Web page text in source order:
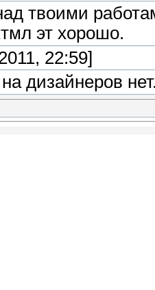
твоими
эт хорошо.
22:59]
дизайнеров